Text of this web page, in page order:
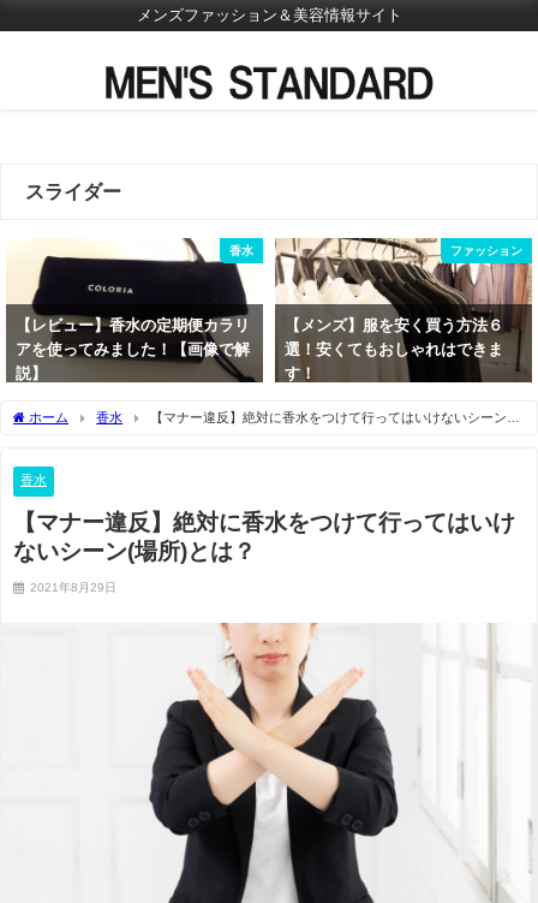
メンズファッション＆美容情報サイト
スライダー
香水
【レビュー】香水の定期便カラリ
アを使ってみました！【画像で解
説】
ファッション
【メンズ】服を安く買う方法６
選！安くてもおしゃれはできま
す！
ホーム 香水
【マナー違反】絶対に香水をつけて行ってはいけないシーン
香水
【マナー違反】絶対に香水をつけて行ってはいけ
ないシーン(場所)とは？
2021年8月29日